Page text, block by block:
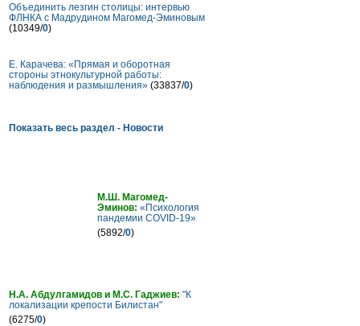
Объединить лезгин столицы: интервью
ФЛНКА с Мадрудином Магомед-Эминовым
(10349/0)
Е. Карачева: «Прямая и оборотная
стороны этнокультурной работы:
наблюдения и размышления» (33837/0)
Показать весь раздел - Новости
М.Ш. Магомед-
Эминов: «Психология
пандемии COVID-19»
(5892/0)
Н.А. Абдулгамидов и М.С. Гаджиев: "К
локализации крепости Билистан"
(6275/0)